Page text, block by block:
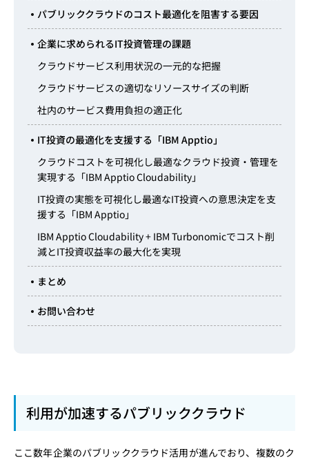
パブリッククラウドのコスト最適化を阻害する要因
企業に求められるIT投資管理の課題
クラウドサービス利用状況の一元的な把握
クラウドサービスの適切なリソースサイズの判断
社内のサービス費用負担の適正化
IT投資の最適化を支援する「IBM Apptio」
クラウドコストを可視化し最適なクラウド投資・管理を
実現する「IBM Apptio Cloudability」
IT投資の実態を可視化し最適なIT投資への意思決定を支
援する「IBM Apptio」
IBM Apptio Cloudability + IBM Turbonomicでコスト削
減とIT投資収益率の最大化を実現
まとめ
お問い合わせ
利用が加速するパブリッククラウド
ここ数年企業のパブリッククラウド活用が進んでおり、複数のク